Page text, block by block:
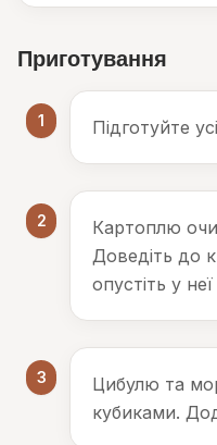
Приготування
1 Підготуйте
2
Картоплю
Доведіть до
опустіть у
3
Цибулю та
кубиками.